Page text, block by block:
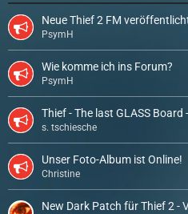
Neue Thief 2 FM
PsymH
Wie komme ich ins Forum?
PsymH
Thief - The last GLASS
s. tschiesche
Unser Foto-Album ist Online!
Christine
New Dark Patch für Thief 2 -